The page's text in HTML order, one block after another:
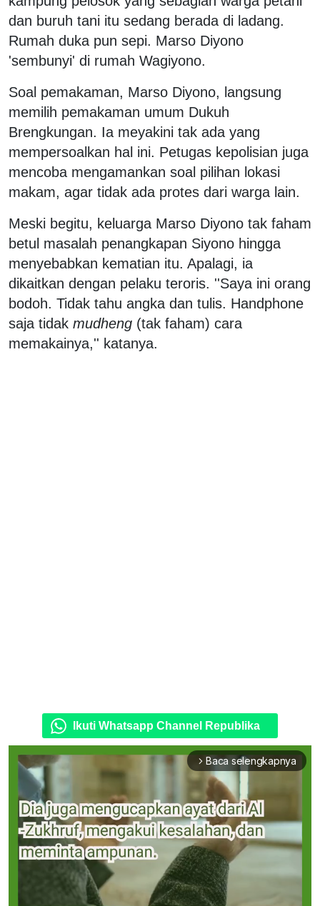
dan buruh tani itu sedang berada di ladang.
Rumah duka pun sepi. Marso Diyono
'sembunyi' di rumah Wagiyono.
Soal pemakaman, Marso Diyono, langsung
memilih pemakaman umum Dukuh
Brengkungan. Ia meyakini tak ada yang
mempersoalkan hal ini. Petugas kepolisian juga
mencoba mengamankan soal pilihan lokasi
makam, agar tidak ada protes dari warga lain.
Meski begitu, keluarga Marso Diyono tak faham
betul masalah penangkapan Siyono hingga
menyebabkan kematian itu. Apalagi, ia
dikaitkan dengan pelaku teroris. ''Saya ini orang
bodoh. Tidak tahu angka dan tulis. Handphone
saja tidak mudheng (tak faham) cara
memakainya,'' katanya.
Ikuti Whatsapp Channel Republika
arrow_forward_ios Baca selengkapnya